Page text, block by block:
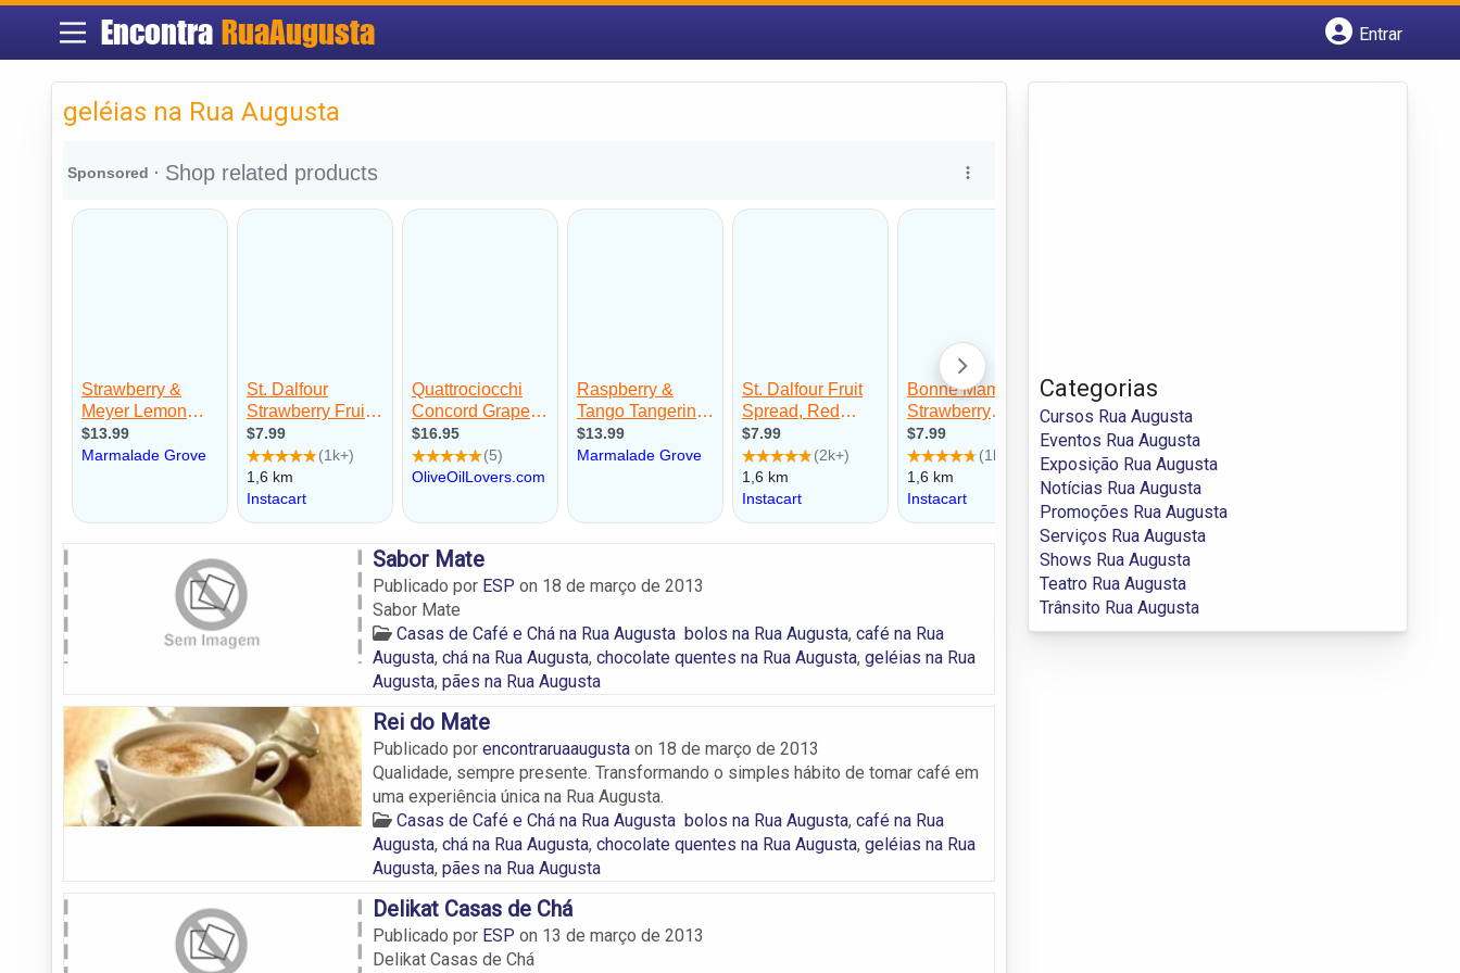
EncontraRuaAugusta
Entrar
geléias na Rua Augusta
Sabor Mate
Publicado por ESP on 18 de março de 2013
Sabor Mate
Casas de Café e Chá na Rua Augusta bolos na Rua Augusta, café na Rua
Augusta, chá na Rua Augusta, chocolate quentes na Rua Augusta, geléias na Rua
Augusta, pães na Rua Augusta
Rei do Mate
Publicado por encontraruaaugusta on 18 de março de 2013
Qualidade, sempre presente. Transformando o simples hábito de tomar café em
uma experiência única na Rua Augusta.
Casas de Café e Chá na Rua Augusta bolos na Rua Augusta, café na Rua
Augusta, chá na Rua Augusta, chocolate quentes na Rua Augusta, geléias na Rua
Augusta, pães na Rua Augusta
Delikat Casas de Chá
Publicado por ESP on 13 de março de 2013
Delikat Casas de Chá
Categorias
Cursos Rua Augusta
Eventos Rua Augusta
Exposição Rua Augusta
Notícias Rua Augusta
Promoções Rua Augusta
Serviços Rua Augusta
Shows Rua Augusta
Teatro Rua Augusta
Trânsito Rua Augusta